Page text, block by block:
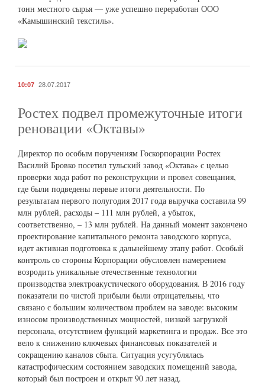
тонн местного сырья — уже успешно переработан ООО
«Камышинский текстиль».
10:07 28.07.2017
Ростех подвел промежуточные итоги
реновации «Октавы»
Директор по особым поручениям Госкорпорации Ростех
Василий Бровко посетил тульский завод «Октава» с целью
проверки хода работ по реконструкции и провел совещания,
где были подведены первые итоги деятельности. По
результатам первого полугодия 2017 года выручка составила 99
млн рублей, расходы – 111 млн рублей, а убыток,
соответственно, – 13 млн рублей. На данный момент закончено
проектирование капитального ремонта заводского корпуса,
идет активная подготовка к дальнейшему этапу работ. Особый
контроль со стороны Корпорации обусловлен намерением
возродить уникальные отечественные технологии
производства электроакустического оборудования. В 2016 году
показатели по чистой прибыли были отрицательны, что
связано с большим количеством проблем на заводе: высоким
износом производственных мощностей, низкой загрузкой
персонала, отсутствием функций маркетинга и продаж. Все это
вело к снижению ключевых финансовых показателей и
сокращению каналов сбыта. Ситуация усугублялась
катастрофическим состоянием заводских помещений завода,
который был построен и открыт 90 лет назад.